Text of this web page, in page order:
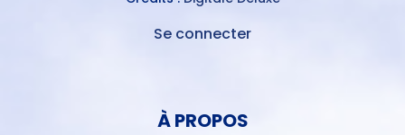
Se connecter
À PROPOS